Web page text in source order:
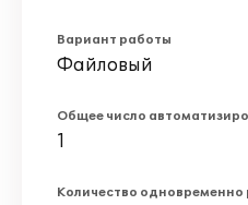
Вариант работы
Файловый
Общее число
1
Количество